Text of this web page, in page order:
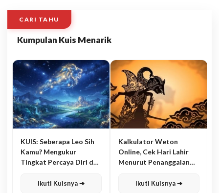
CARI TAHU
Kumpulan Kuis Menarik
KUIS: Seberapa Leo Sih
Kamu? Mengukur
Tingkat Percaya Diri dan
Ikuti Kuisnya ➔
Kalkulator Weton
Online, Cek Hari Lahir
Menurut Penanggalan
Ikuti Kuisnya ➔